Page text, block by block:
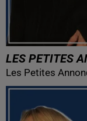
LES PETITES
Les Petites